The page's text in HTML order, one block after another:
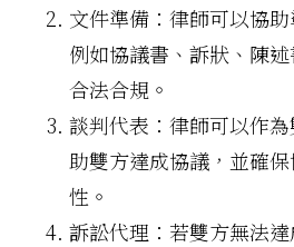
文件準備：律師可以協
例如協議書、訴狀、陳
合法合規。
談判代表：律師可以作
助雙方達成協議，並確
性。
訴訟代理：若雙方無法